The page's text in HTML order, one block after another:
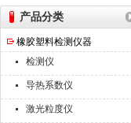
产品分类
橡胶塑料检测仪器
检测仪
导热系数仪
激光粒度仪